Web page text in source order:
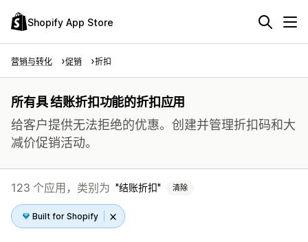
Shopify App Store
营销与转化 促销 折扣
所有具 结账折扣功能的折扣应用
给客户提供无法拒绝的优惠。创建并管理折扣码和大
减价促销活动。
123 个应用，类别为 结账折扣 清除
Built for Shopify